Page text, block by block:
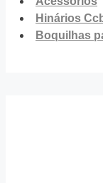
Hinários
Boquilhas